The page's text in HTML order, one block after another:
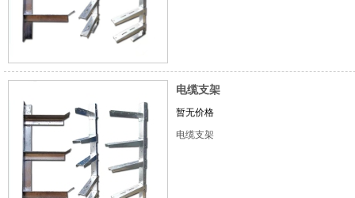
电缆支架
暂无价格
电缆支架